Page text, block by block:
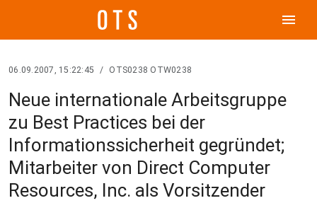
menu
06.09.2007, 15:22:45 / OTS0238 OTW0238
Neue internationale Arbeitsgruppe
zu Best Practices bei der
Informationssicherheit gegründet;
Mitarbeiter von Direct Computer
Resources, Inc. als Vorsitzender